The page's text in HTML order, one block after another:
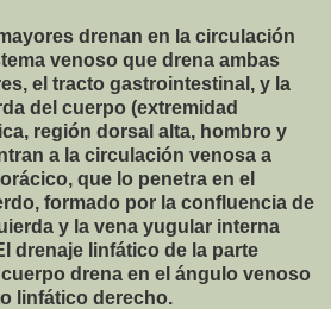
drenan en la circulación
venoso que drena ambas
el tracto gastrointestinal, y la
del cuerpo (extremidad
región dorsal alta, hombro y
a la circulación venosa a
que lo penetra en el
formado por la confluencia de
y la vena yugular interna
drenaje linfático de la parte
drena en el ángulo venoso
linfático derecho.